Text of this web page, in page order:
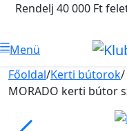
Rendelj 40 000 Ft
Menü
Főoldal/Kerti bútorok/
MORADO kerti bútor